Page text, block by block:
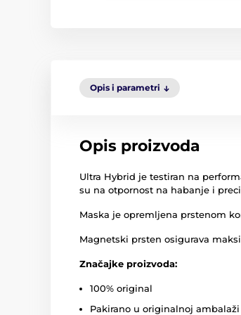
Opis i parametri
Opis proizvoda
Ultra Hybrid je testiran na
su na otpornost na habanje i
Maska je opremljena prstenom
Magnetski prsten osigurava
Značajke proizvoda:
100% original
Pakirano u originalnoj ambalaži